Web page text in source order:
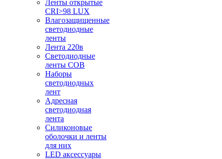
Ленты открытые
CRI>98 LUX
Влагозащищенные
светодиодные
ленты
Лента 220в
Светодиодные
ленты COB
Наборы
светодиодных
лент
Адресная
светодиодная
лента
Силиконовые
оболочки и ленты
для них
LED аксессуары